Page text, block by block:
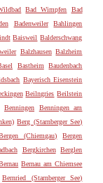
Bad Wimpfen
Bad
Badenweiler
Bahlingen
Baisweil Balderschwang
Balzhausen Balzheim
Bastheim
Baudenbach
Bayerisch Eisenstein
Beilngries Beilstein
Benningen
Benningen am
Berg (Starnberger See)
(Chiemgau)
Bergen
Bergkirchen
Berglen
Bernau am Chiemsee
Bernried (Starnberger See)